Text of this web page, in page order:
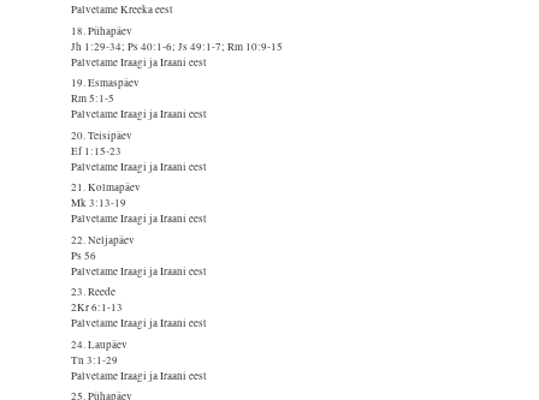
Palvetame Kreeka eest
18. Pühapäev
Jh 1:29-34; Ps 40:1-6; Js 49:1-7; Rm 10:9-15
Palvetame Iraagi ja Iraani eest
19. Esmaspäev
Rm 5:1-5
Palvetame Iraagi ja Iraani eest
20. Teisipäev
Ef 1:15-23
Palvetame Iraagi ja Iraani eest
21. Kolmapäev
Mk 3:13-19
Palvetame Iraagi ja Iraani eest
22. Neljapäev
Ps 56
Palvetame Iraagi ja Iraani eest
23. Reede
2Kr 6:1-13
Palvetame Iraagi ja Iraani eest
24. Laupäev
Tn 3:1-29
Palvetame Iraagi ja Iraani eest
25. Pühapäev